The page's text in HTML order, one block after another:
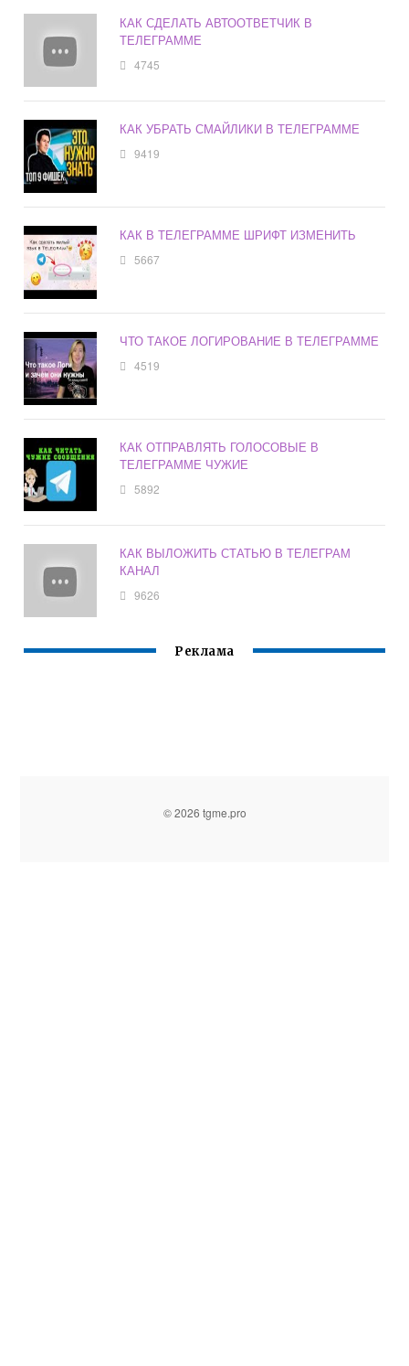
КАК СДЕЛАТЬ АВТООТВЕТЧИК В
ТЕЛЕГРАММЕ
4745
КАК УБРАТЬ СМАЙЛИКИ В ТЕЛЕГРАММЕ
9419
КАК В ТЕЛЕГРАММЕ ШРИФТ ИЗМЕНИТЬ
5667
ЧТО ТАКОЕ ЛОГИРОВАНИЕ В ТЕЛЕГРАММЕ
4519
КАК ОТПРАВЛЯТЬ ГОЛОСОВЫЕ В
ТЕЛЕГРАММЕ ЧУЖИЕ
5892
КАК ВЫЛОЖИТЬ СТАТЬЮ В ТЕЛЕГРАМ
КАНАЛ
9626
Реклама
© 2026 tgme.pro